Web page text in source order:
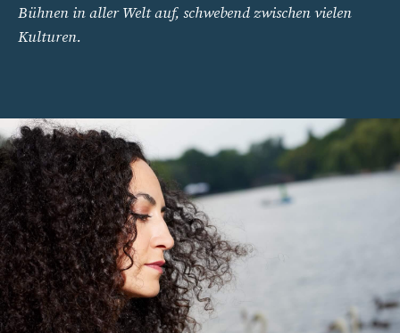
Bühnen in aller Welt auf, schwebend zwischen vielen
Kulturen.